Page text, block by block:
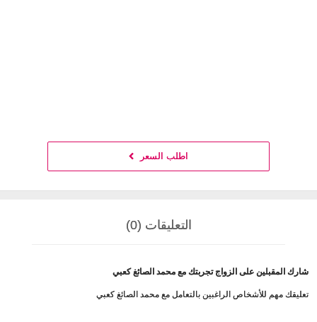
اطلب السعر
التعليقات (0)
شارك المقبلين على الزواج تجربتك مع محمد الصائغ كعبي
تعليقك مهم للأشخاص الراغبين بالتعامل مع محمد الصائغ كعبي